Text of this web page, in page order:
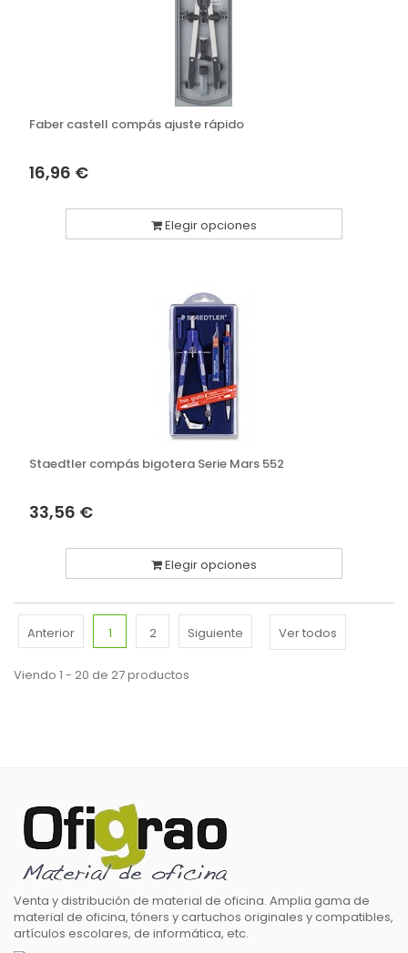
Faber castell compás ajuste rápido
16,96 €
Elegir opciones
Staedtler compás bigotera Serie Mars 552
33,56 €
Elegir opciones
Ver todos
Anterior 1 2 Siguiente
Viendo 1 - 20 de 27 productos
Venta y distribución de material de oficina. Amplia gama de
material de oficina, tóners y cartuchos originales y compatibles,
artículos escolares, de informática, etc.